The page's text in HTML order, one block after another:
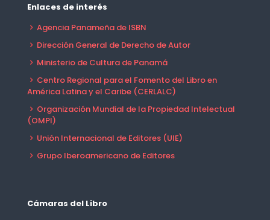
Enlaces de interés
Agencia Panameña de ISBN
Dirección General de Derecho de Autor
Ministerio de Cultura de Panamá
Centro Regional para el Fomento del Libro en
América Latina y el Caribe (CERLALC)
Organización Mundial de la Propiedad Intelectual
(OMPI)
Unión Internacional de Editores (UIE)
Grupo Iberoamericano de Editores
Cámaras del Libro